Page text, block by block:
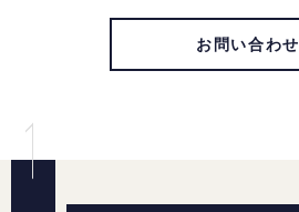
お問い合わせ